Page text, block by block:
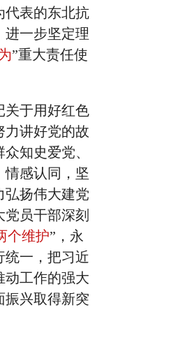
代表的东北抗
一步坚定理
”重大责任使
关于用好红色
力讲好党的故
知史爱党、
情感认同，坚
弘扬伟大建党
员干部深刻
个维护”，永
统一，把习近
动工作的强大
振兴取得新突